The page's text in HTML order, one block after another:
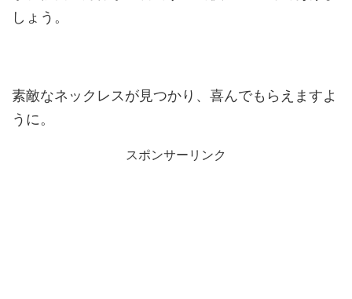
しょう。
素敵なネックレスが見つかり、喜んでもらえますよ
うに。
スポンサーリンク